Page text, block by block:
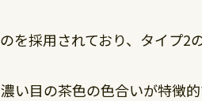
を採用されており、タイプ2
い目の茶色の色合いが特徴